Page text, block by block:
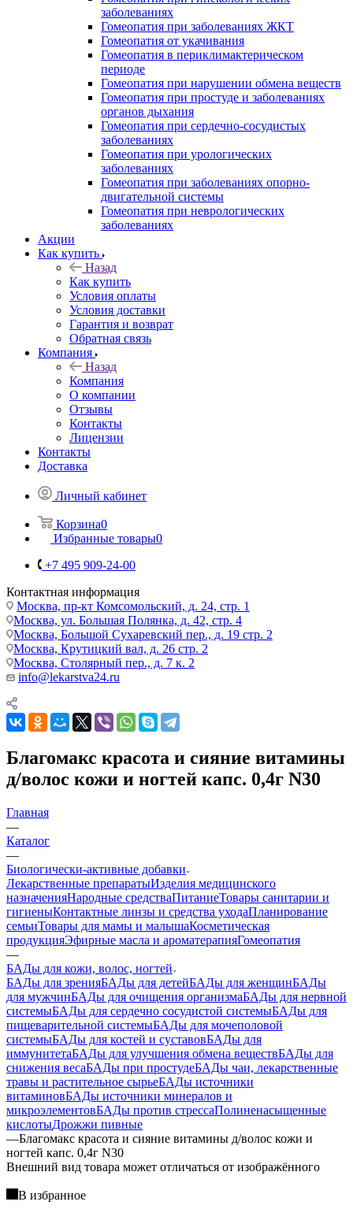
заболеваниях
Гомеопатия при заболеваниях ЖКТ
Гомеопатия от укачивания
Гомеопатия в периклимактерическом
периоде
Гомеопатия при нарушении обмена веществ
Гомеопатия при простуде и заболеваниях
органов дыхания
Гомеопатия при сердечно-сосудистых
заболеваниях
Гомеопатия при урологических
заболеваниях
Гомеопатия при заболеваниях опорно-
двигательной системы
Гомеопатия при неврологических
заболеваниях
Акции
Как купить
Назад
Как купить
Условия оплаты
Условия доставки
Гарантия и возврат
Обратная связь
Компания
Назад
Компания
О компании
Отзывы
Контакты
Лицензии
Контакты
Доставка
Личный кабинет
Корзина0
Избранные товары0
+7 495 909-24-00
Контактная информация
Москва, пр-кт Комсомольский, д. 24, стр. 1
Москва, ул. Большая Полянка, д. 42, стр. 4
Москва, Большой Сухаревский пер., д. 19 стр. 2
Москва, Крутицкий вал, д. 26 стр. 2
Москва, Столярный пер., д. 7 к. 2
info@lekarstva24.ru
Благомакс красота и сияние витамины
д/волос кожи и ногтей капс. 0,4г N30
Главная
—
Каталог
—
Биологически-активные добавки
Лекарственные препаратыИзделия медицинского
назначенияНародные средстваПитаниеТовары санитарии и
гигиеныКонтактные линзы и средства уходаПланирование
семьиТовары для мамы и малышаКосметическая
продукцияЭфирные масла и ароматерапияГомеопатия
—
БАДы для кожи, волос, ногтей
БАДы для зренияБАДы для детейБАДы для женщинБАДы
для мужчинБАДы для очищения организмаБАДы для нервной
системыБАДы для сердечно сосудистой системыБАДы для
пищеварительной системыБАДы для мочеполовой
системыБАДы для костей и суставовБАДы для
иммунитетаБАДы для улучшения обмена веществБАДы для
снижения весаБАДы при простудеБАДы чаи, лекарственные
травы и растительное сырьеБАДы источники
витаминовБАДы источники минералов и
микроэлементовБАДы против стрессаПолиненасыщенные
кислотыДрожжи пивные
—Благомакс красота и сияние витамины д/волос кожи и
ногтей капс. 0,4г N30
Bнешний вид товара может отличаться от изображённого
В избранное